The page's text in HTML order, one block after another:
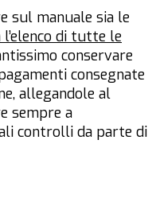
sul manuale sia le
l’elenco di tutte le
conservare
consegnate
allegandole al
sempre a
controlli da parte di